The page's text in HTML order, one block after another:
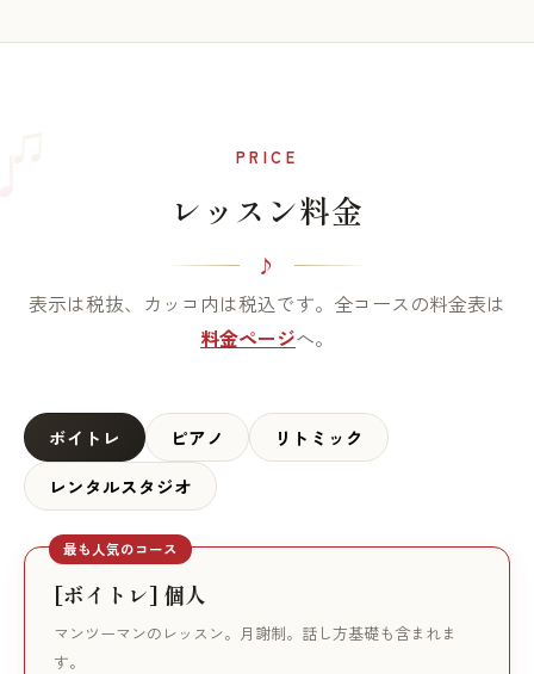
PRICE
レッスン料金
表示は税抜、カッコ内は税込です。全コースの料金表は
料金ページへ。
ボイトレ ピアノ
リトミック
レンタルスタジオ
最も人気のコース
[ボイトレ] 個人
マンツーマンのレッスン。月謝制。話し方基礎も含まれま
す。